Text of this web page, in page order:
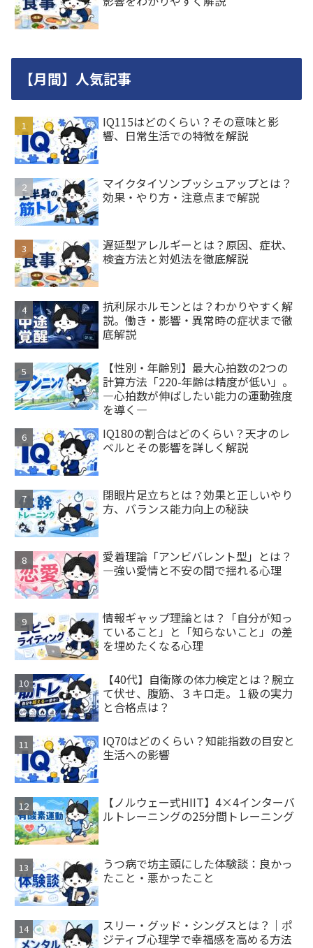
【月間】人気記事
IQ115はどのくらい？その意味と影
響、日常生活での特徴を解説
マイクタイソンプッシュアップとは？
効果・やり方・注意点まで解説
遅延型アレルギーとは？原因、症状、
検査方法と対処法を徹底解説
抗利尿ホルモンとは？わかりやすく解
説。働き・影響・異常時の症状まで徹
底解説
【性別・年齢別】最大心拍数の2つの
計算方法「220-年齢は精度が低い」。
―心拍数が伸ばしたい能力の運動強度
を導く―
IQ180の割合はどのくらい？天才のレ
ベルとその影響を詳しく解説
閉眼片足立ちとは？効果と正しいやり
方、バランス能力向上の秘訣
愛着理論「アンビバレント型」とは？
—強い愛情と不安の間で揺れる心理
情報ギャップ理論とは？「自分が知っ
ていること」と「知らないこと」の差
を埋めたくなる心理
【40代】自衛隊の体力検定とは？腕立
て伏せ、腹筋、３キロ走。１級の実力
と合格点は？
IQ70はどのくらい？知能指数の目安と
生活への影響
【ノルウェー式HIIT】4×4インターバ
ルトレーニングの25分間トレーニング
うつ病で坊主頭にした体験談：良かっ
たこと・悪かったこと
スリー・グッド・シングスとは？｜ポ
ジティブ心理学で幸福感を高める方法